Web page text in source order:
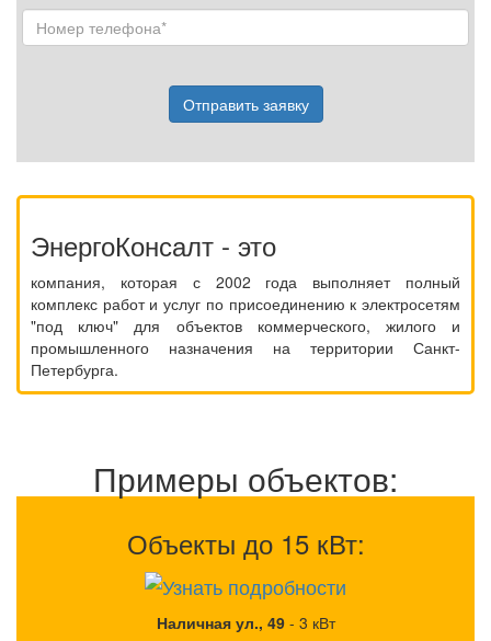
Отправить заявку
ЭнергоКонсалт - это
компания, которая с 2002 года выполняет полный
комплекс работ и услуг по присоединению к электросетям
"под ключ" для объектов коммерческого, жилого и
промышленного назначения на территории Санкт-
Петербурга.
Примеры объектов:
Объекты до 15 кВт:
Наличная ул., 49- 3 кВт